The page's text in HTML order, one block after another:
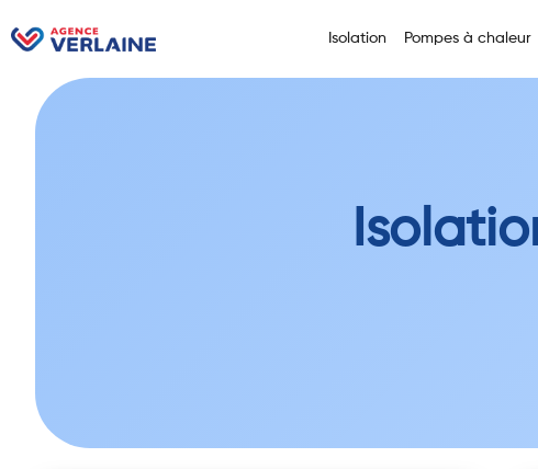
Isolation Pompes à chaleur